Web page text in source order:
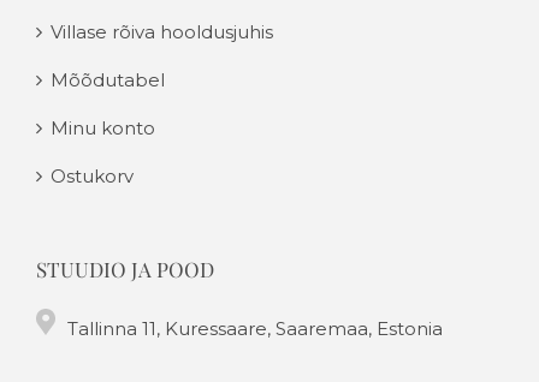
Villase rõiva hooldusjuhis
Mõõdutabel
Minu konto
Ostukorv
STUUDIO JA POOD
Tallinna 11, Kuressaare, Saaremaa, Estonia